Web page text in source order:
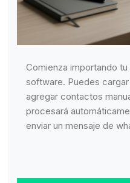
Comienza importando
software. Puedes
agregar contactos
procesará
enviar un mensaje de